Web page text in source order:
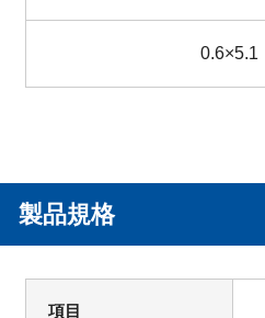
0.6×5.1
製品規格
項目